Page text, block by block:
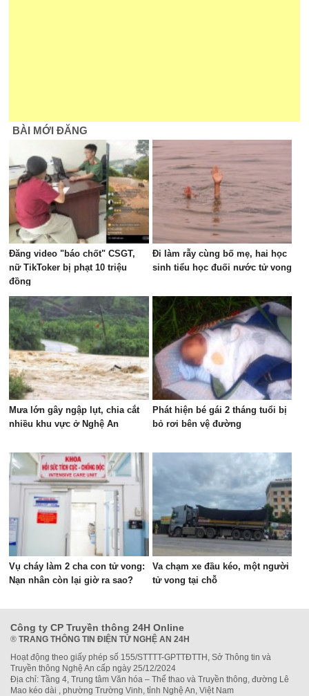
BÀI MỚI ĐĂNG
Đăng video "báo chốt" CSGT,
nữ TikToker bị phạt 10 triệu
đồng
Đi làm rẫy cùng bố mẹ, hai học
sinh tiểu học đuối nước tử vong
Mưa lớn gây ngập lụt, chia cắt
nhiều khu vực ở Nghệ An
Phát hiện bé gái 2 tháng tuổi bị
bỏ rơi bên vệ đường
Vụ cháy làm 2 cha con tử vong:
Nạn nhân còn lại giờ ra sao?
Va chạm xe đầu kéo, một người
tử vong tại chỗ
Công ty CP Truyền thông 24H Online
® TRANG THÔNG TIN ĐIỆN TỬ NGHỆ AN 24H
Hoạt động theo giấy phép số 155/STTTT-GPTTĐTTH, Sở Thông tin và
Truyền thông Nghệ An cấp ngày 25/12/2024
Địa chỉ: Tầng 4, Trung tâm Văn hóa – Thể thao và Truyền thông, đường Lê
Mao kéo dài , phường Trường Vinh, tỉnh Nghệ An, Việt Nam